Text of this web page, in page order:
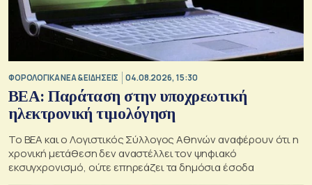
ΦΟΡΟΛΟΓΙΚΑ ΝΕΑ & EΙΔΗΣΕΙΣ 04.08.2026, 15:30
BEA: Παράταση στην υποχρεωτική
ηλεκτρονική τιμολόγηση
To BEA και ο Λογιστικός Σύλλογος Αθηνών αναφέρουν ότι η
χρονική μετάθεση δεν αναστέλλει τον ψηφιακό
εκσυγχρονισμό, ούτε επηρεάζει τα δημόσια έσοδα